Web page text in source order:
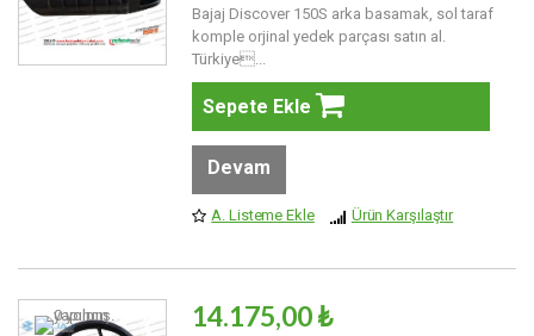
Bajaj Discover 150S arka basamak, sol taraf
komple orjinal yedek parçası satın al.
Türkiye...
Sepete Ekle
Devam
A. Listeme Ekle Ürün Karşılaştır
14.175,00 ₺